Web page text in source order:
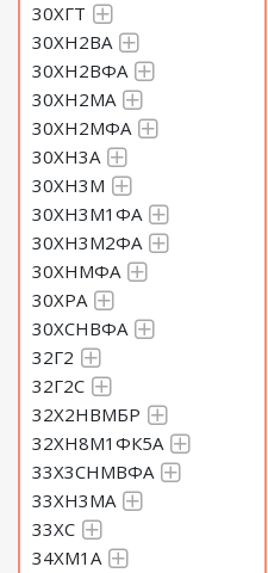
30ХГТ
30ХН2ВА
30ХН2ВФА
30ХН2МА
30ХН2МФА
30ХН3А
30ХН3М
30ХН3М1ФА
30ХН3М2ФА
30ХНМФА
30ХРА
30ХСНВФА
32Г2
32Г2С
32Х2НВМБР
32ХН8М1ФК5А
33Х3СНМВФА
33ХН3МА
33ХС
34ХМ1А